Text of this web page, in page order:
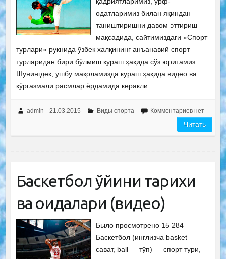
одатларимиз билан яқиндан
таништиришни давом эттириш
мақсадида, сайтимиздаги «Спорт
турлари» рукнида ўзбек халқининг анъанавий спорт
турларидан бири бўлмиш кураш ҳақида сўз юритамиз.
Шунингдек, ушбу мақоламизда кураш ҳақида видео ва
кўргазмали расмлар ёрдамида керакли…
admin 21.03.2015 Виды спорта Комментариев нет
Читать
Баскетбол ўйини тарихи
ва қоидалари (видео)
Было просмотрено 15 284
Баскетбол (инглизча basket —
сават, ball — тўп) — спорт тури,